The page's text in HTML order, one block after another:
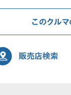
このクル
販売店検索